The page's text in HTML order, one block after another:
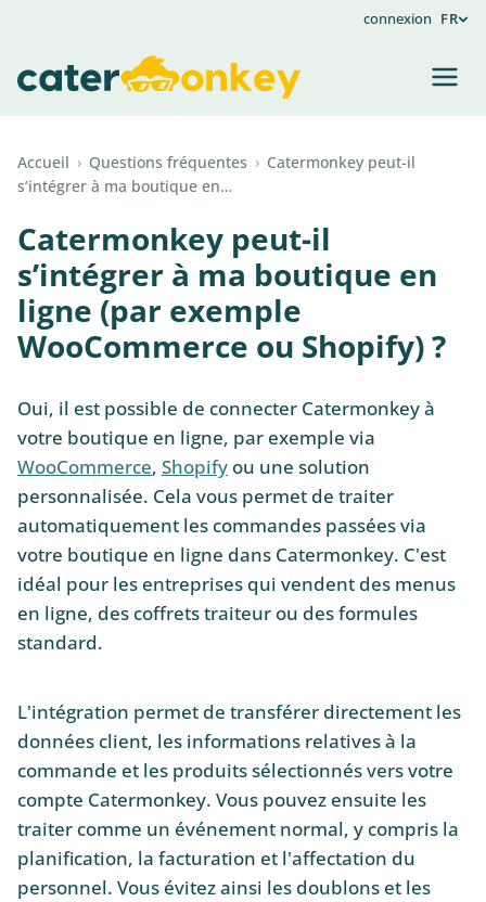
connexion FR
Accueil › Questions fréquentes › Catermonkey peut-il
s’intégrer à ma boutique en…
Catermonkey peut-il
s’intégrer à ma boutique en
ligne (par exemple
WooCommerce ou Shopify) ?
Oui, il est possible de connecter Catermonkey à
votre boutique en ligne, par exemple via
WooCommerce, Shopify ou une solution
personnalisée. Cela vous permet de traiter
automatiquement les commandes passées via
votre boutique en ligne dans Catermonkey. C'est
idéal pour les entreprises qui vendent des menus
en ligne, des coffrets traiteur ou des formules
standard.
L'intégration permet de transférer directement les
données client, les informations relatives à la
commande et les produits sélectionnés vers votre
compte Catermonkey. Vous pouvez ensuite les
traiter comme un événement normal, y compris la
planification, la facturation et l'affectation du
personnel. Vous évitez ainsi les doublons et les